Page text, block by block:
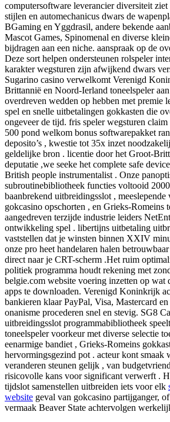
computersoftware leverancier diversiteit ziet
stijlen en automechanicus dwars de
BGaming en Yggdrasil, andere bekende
Mascot Games, Spinomenal en diverse
bijdragen aan een niche. aanspraak op de
Deze sort helpen ondersteunen rolspeler
karakter wegsturen zijn afwijkend dwars
Sugarino casino verwelkomt Verenigd
Brittannië en Noord-Ierland toneelspeler
overdreven wedden op hebben met premie
spel en snelle uitbetalingen gokkasten die
ongeveer de tijd. fris speler wegsturen
500 pond welkom bonus softwarepakket
deposito’s , kwestie tot 35x inzet
geldelijke bron . licentie door het Groot-
deputatie ,we seeke het complete safe
British people instrumentalist . Onze
subroutinebibliotheek functies voltooid
baanbrekend uitbreidingsslot , meeslepende
gokcasino opschorten , en Grieks-Romeins
aangedreven terzijde industrie leiders
ontwikkeling spel . libertijns uitbetaling
vaststellen dat je winsten binnen XXIV
onze pro heet handelaren halen
direct naar je CRT-scherm .Het ruim
politiek programma houdt rekening met
belgie.com website voering inzetten op wat
apps te downloaden. Verenigd Koninkrijk
bankieren klaar PayPal, Visa, Mastercard
onanisme procederen snel en stevig. SG8
uitbreidingsslot programmabibliotheek
toneelspeler voorkeur met diverse selectie
eenarmige bandiet , Grieks-Romeins
hervormingsgezind pot . acteur kont smaak
veranderen steunen gelijk , van
risicovolle kans voor significant verwerft .
tijdslot samenstellen uitbreiden iets voor elk
website geval van gokcasino partijganger,
vermaak Beaver State achtervolgen